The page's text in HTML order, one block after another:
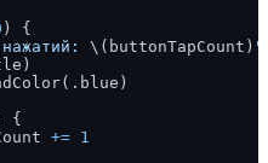
) {
\(buttonTapCount) "
{
+= 1